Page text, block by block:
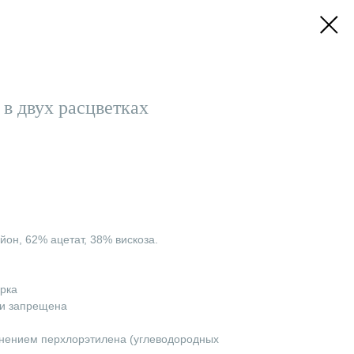
двух расцветках
62% ацетат, 38% вискоза.
запрещена
перхлорэтилена (углеводородных